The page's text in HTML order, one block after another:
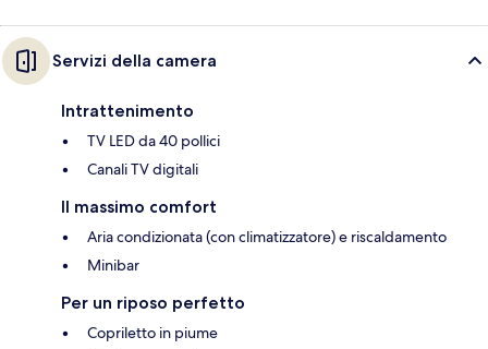
Servizi della camera
Intrattenimento
TV LED da 40 pollici
Canali TV digitali
Il massimo comfort
Aria condizionata (con climatizzatore) e riscaldamento
Minibar
Per un riposo perfetto
Copriletto in piume